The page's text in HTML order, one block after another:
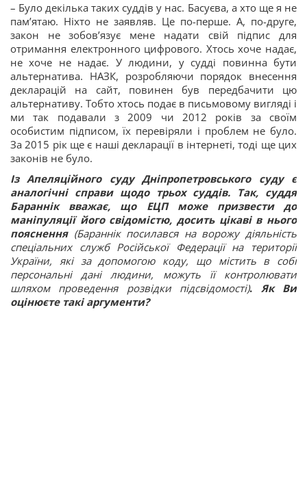
– Було декілька таких суддів у нас. Басуєва, а хто ще я не
пам’ятаю. Ніхто не заявляв. Це по-перше. А, по-друге,
закон не зобов’язує мене надати свій підпис для
отримання електронного цифрового. Хтось хоче надає,
не хоче не надає. У людини, у судді повинна бути
альтернатива. НАЗК, розробляючи порядок внесення
декларацій на сайт, повинен був передбачити цю
альтернативу. Тобто хтось подає в письмовому вигляді і
ми так подавали з 2009 чи 2012 років за своїм
особистим підписом, їх перевіряли і проблем не було.
За 2015 рік ще є наші декларації в інтернеті, тоді ще цих
законів не було.
Із Апеляційного суду Дніпропетровського суду є
аналогічні справи щодо трьох суддів. Так, суддя
Бараннік вважає, що ЕЦП може призвести до
маніпуляції його свідомістю, досить цікаві в нього
пояснення(Бараннік посилався на ворожу діяльність
спеціальних служб Російської Федерації на території
України, які за допомогою коду, що містить в собі
персональні дані людини, можуть її контролювати
шляхом проведення розвідки підсвідомості). Як Ви
оцінюєте такі аргументи?